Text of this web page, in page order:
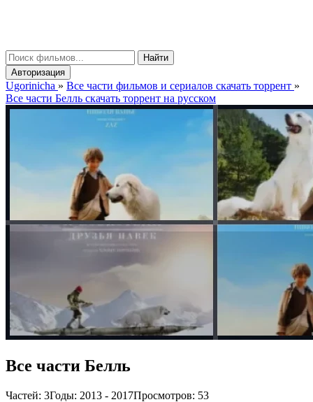
Найти
Авторизация
Ugorinicha » Все части фильмов и сериалов скачать торрент »
Все части Белль скачать торрент на русском
Все части Белль
Частей: 3Годы: 2013 - 2017Просмотров: 53